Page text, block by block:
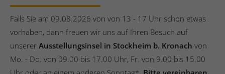
Falls Sie am 09.08.2026 von von 13 - 17 Uhr schon etwas
vorhaben, dann freuen wir uns auf Ihren Besuch auf
unserer Ausstellungsinsel in Stockheim b. Kronach von
Mo. - Do. von 09.00 bis 17.00 Uhr, Fr. von 9.00 bis 15.00